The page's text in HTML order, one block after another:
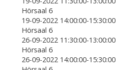
Hörsaal 6
19-09-2022 14:00:00-15:30:00
Hörsaal 6
26-09-2022 11:30:00-13:00:00
Hörsaal 6
26-09-2022 14:00:00-15:30:00